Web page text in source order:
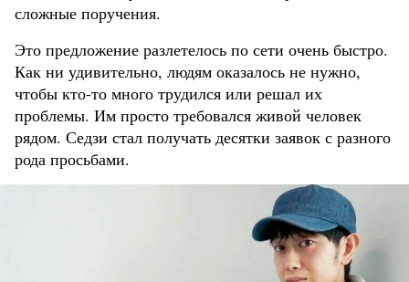
сложные поручения.
Это предложение разлетелось по сети очень быстро.
Как ни удивительно, людям оказалось не нужно,
чтобы кто-то много трудился или решал их
проблемы. Им просто требовался живой человек
рядом. Седзи стал получать десятки заявок с разного
рода просьбами.